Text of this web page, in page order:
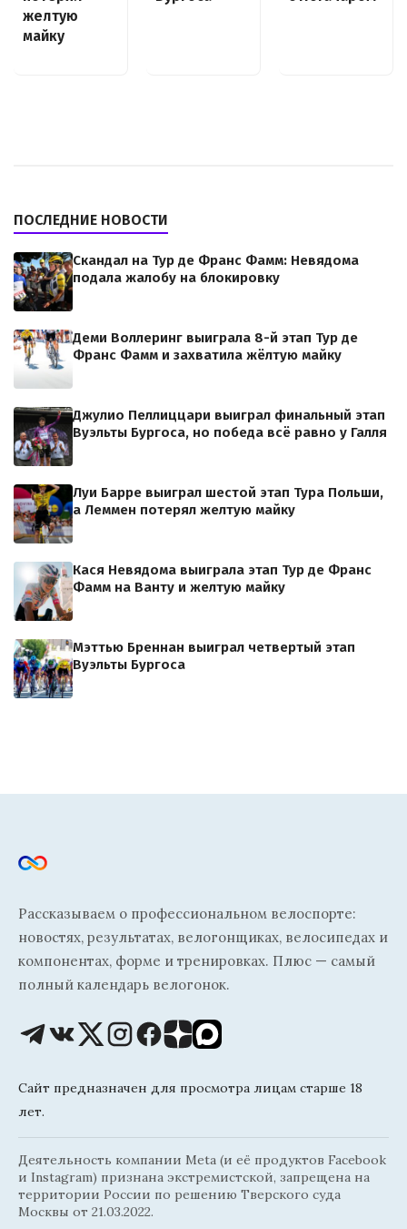
желтую
майку
ПОСЛЕДНИЕ НОВОСТИ
Скандал на Тур де Франс Фамм: Невядома
подала жалобу на блокировку
Деми Воллеринг выиграла 8-й этап Тур де
Франс Фамм и захватила жёлтую майку
Джулио Пеллиццари выиграл финальный этап
Вуэльты Бургоса, но победа всё равно у Галля
Луи Барре выиграл шестой этап Тура Польши,
а Леммен потерял желтую майку
Кася Невядома выиграла этап Тур де Франс
Фамм на Ванту и желтую майку
Мэттью Бреннан выиграл четвертый этап
Вуэльты Бургоса
Рассказываем о профессиональном велоспорте:
новостях, результатах, велогонщиках, велосипедах и
компонентах, форме и тренировках. Плюс — самый
полный календарь велогонок.
Сайт предназначен для просмотра лицам старше 18
лет.
Деятельность компании Meta (и её продуктов Facebook
и Instagram) признана экстремистской, запрещена на
территории России по решению Тверского суда
Москвы от 21.03.2022.